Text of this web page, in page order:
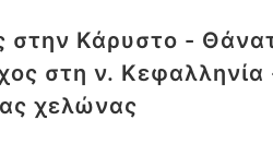
Κάρυστο -
στη ν. Κεφαλληνία
χελώνας